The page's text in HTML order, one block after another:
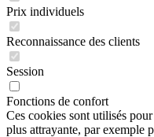
Prix individuels
Reconnaissance des clients
Session
Fonctions de confort
Ces cookies sont utilisés
plus attrayante, par exemple